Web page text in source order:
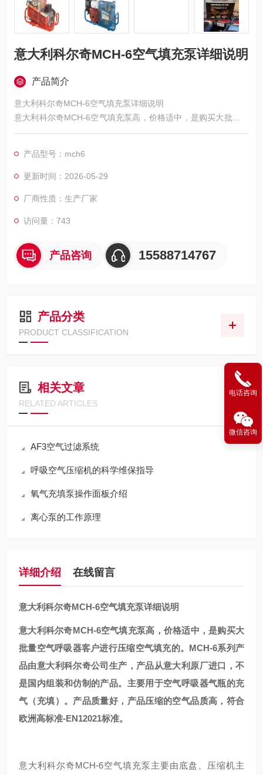
意大利科尔奇MCH-6空气填充泵详细说明
产品简介
意大利科尔奇MCH-6空气填充泵详细说明
意大利科尔奇MCH-6空气填充泵高，价格适中，是购买大批量空
气呼吸器客户进行压缩空气填充的。MCH-6系列产品由意大利科
产品。主要用于空气呼吸器气瓶的充气（充填）。产品质量好，
产品压缩的空气品质高，符合欧洲高标准-EN12021标准。
产品型号：mch6
更新时间：2026-05-29
厂商性质：生产厂家
访问量：743
产品咨询 15588714767
产品分类
PRODUCT CLASSIFICATION
相关文章
RELATED ARTICLES
AF3空气过滤系统
呼吸空气压缩机的科学维保指导
氧气充填泵操作面板介绍
离心泵的工作原理
详细介绍 在线留言
意大利科尔奇MCH-6空气填充泵详细说明
意大利科尔奇MCH-6空气填充泵高，价格适中，是购买大
批量空气呼吸器客户进行压缩空气填充的。MCH-6系列产
品由意大利科尔奇公司生产，产品从意大利原厂进口，不
是国内组装和仿制的产品。主要用于空气呼吸器气瓶的充
气（充填）。产品质量好，产品压缩的空气品质高，符合
欧洲高标准-EN12021标准。
意大利科尔奇MCH-6空气填充泵主要由底盘、压缩机主
电话咨询
微信咨询